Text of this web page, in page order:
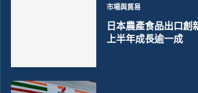
市場與貿易
日本農產食品出口創
上半年成長逾一成